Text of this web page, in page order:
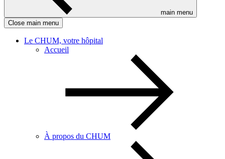
main menu
Close main menu
Le CHUM, votre hôpital
Accueil
À propos du CHUM